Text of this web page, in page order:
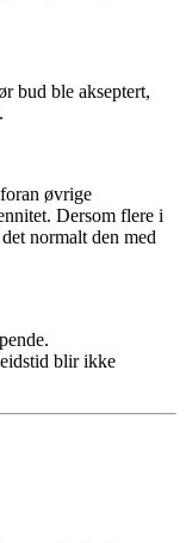
bud ble akseptert,
øvrige
Dersom flere i
normalt den med
blir ikke